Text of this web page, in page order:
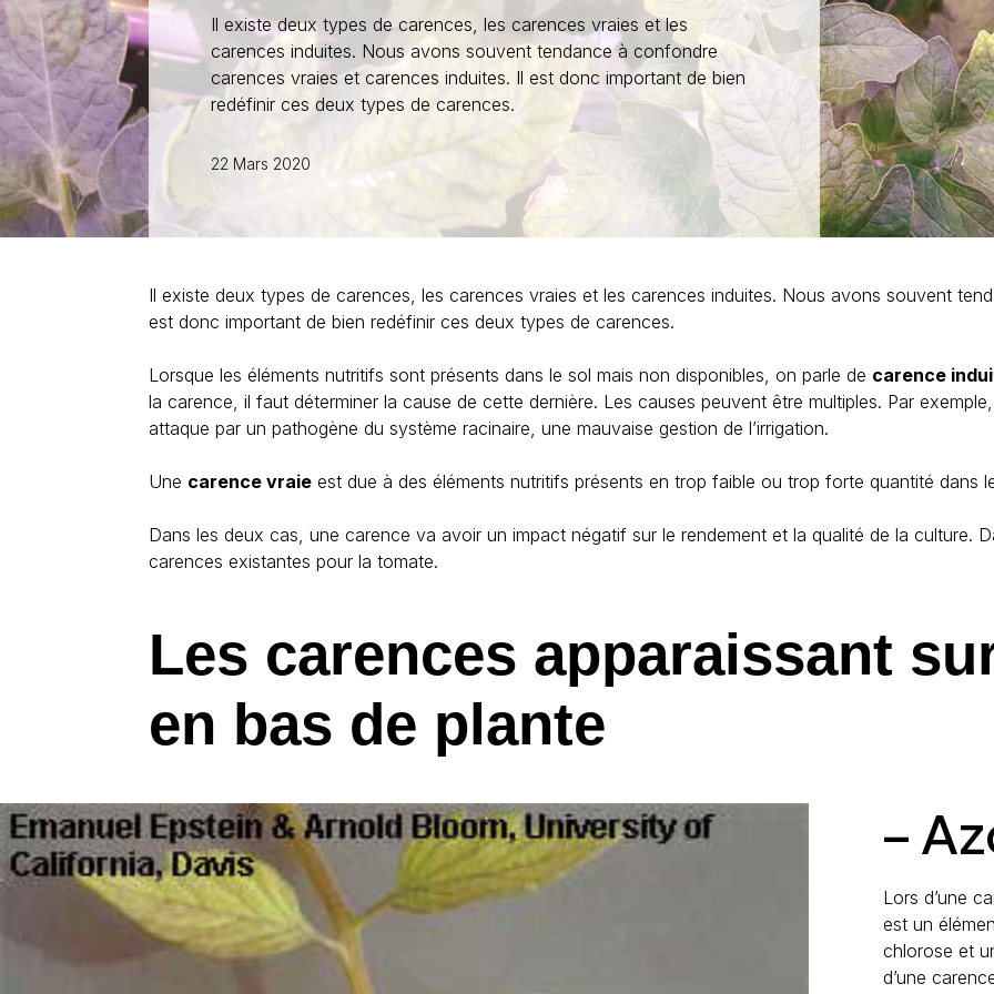
Full LED pour culture fil-haut
Full LED pour semences
Full LED pour fruits rouges
Full LED pour fleurs coupées
Full LED pour cannabis
Il existe deux types de carences, les carences vraies et les
carences induites. Nous avons souvent tendance à confondre
carences vraies et carences induites. Il est donc important de bien
redéfinir ces deux types de carences.
22 Mars 2020
Il existe deux types de carences, les carences vraies et les carences induites. Nous avons souvent
est donc important de bien redéfinir ces deux types de carences.
Lorsque les éléments nutritifs sont présents dans le sol mais non disponibles, on parle de carence
la carence, il faut déterminer la cause de cette dernière. Les causes peuvent être multiples. Par
attaque par un pathogène du système racinaire, une mauvaise gestion de l’irrigation.
Une carence vraie est due à des éléments nutritifs présents en trop faible ou trop forte quantité dans
Dans les deux cas, une carence va avoir un impact négatif sur le rendement et la qualité de la culture.
carences existantes pour la tomate.
Les carences apparaissant
en bas de plante
–
Lors d’une
est un
chlorose et
d’une